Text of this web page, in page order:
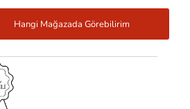
Hangi Mağazada Görebilirim